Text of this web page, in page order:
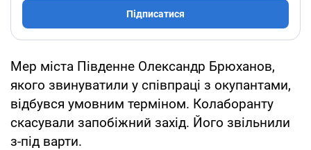
Підписатися
Мер міста Південне Олександр Брюханов,
якого звинуватили у співпраці з окупантами,
відбувся умовним терміном. Колаборанту
скасували запобіжний захід. Його звільнили
з-під варти.